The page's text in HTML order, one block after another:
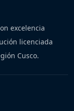
excelencia
licenciada
Cusco.